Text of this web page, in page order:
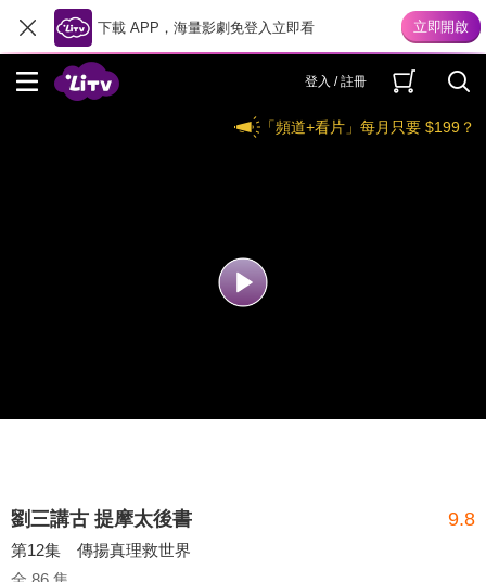
下載 APP，海量影劇免登入立即看
登入 / 註冊
「頻道+看片」每月只要 $199？
劉三講古 提摩太後書 9.8
第12集 傳揚真理救世界